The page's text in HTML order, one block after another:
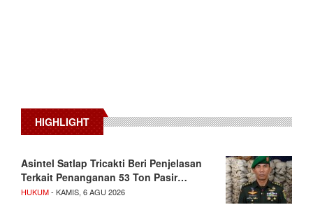
HIGHLIGHT
Asintel Satlap Tricakti Beri Penjelasan
Terkait Penanganan 53 Ton Pasir…
HUKUM- KAMIS, 6 AGU 2026